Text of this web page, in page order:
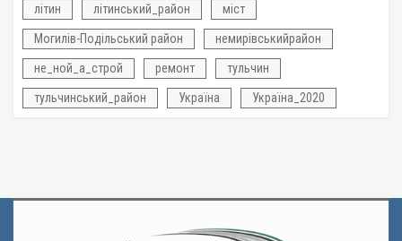
літин літинський_район міст
Могилів-Подільський район немирівськийрайон
не_ной_а_строй ремонт тульчин
тульчинський_район Україна Україна_2020